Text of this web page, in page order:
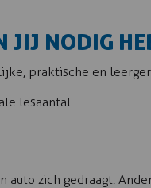
JIJ NODIG
praktische en
lesaantal.
zich gedraagt.